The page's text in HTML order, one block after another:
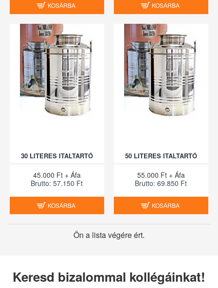
KOSÁRBA KOSÁRBA
30 LITERES ITALTARTÓ
45.000 Ft + Áfa
Brutto: 57.150 Ft
KOSÁRBA
50 LITERES ITALTARTÓ
55.000 Ft + Áfa
Brutto: 69.850 Ft
KOSÁRBA
Ön a lista végére ért.
Keresd bizalommal kollégáinkat!